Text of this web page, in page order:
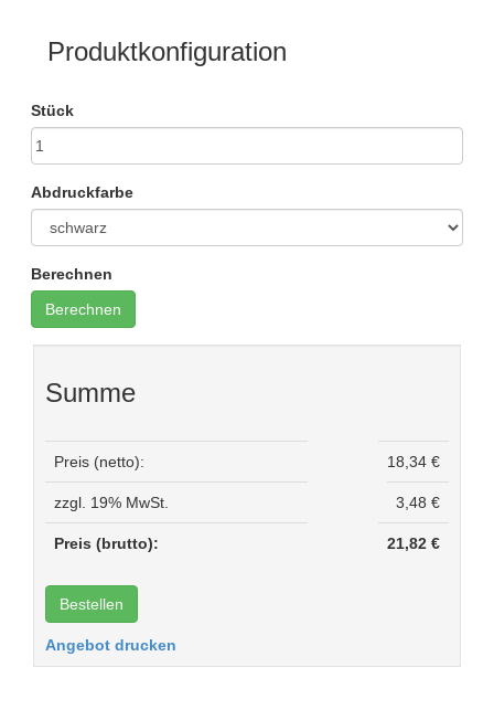
Produktkonfiguration
Stück
Abdruckfarbe
Berechnen
Summe
Preis (netto): 18,34 €
zzgl. 19% MwSt. 3,48 €
Preis (brutto): 21,82 €
Angebot drucken